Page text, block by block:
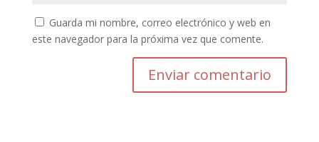
Guarda mi nombre, correo electrónico y web en
este navegador para la próxima vez que comente.